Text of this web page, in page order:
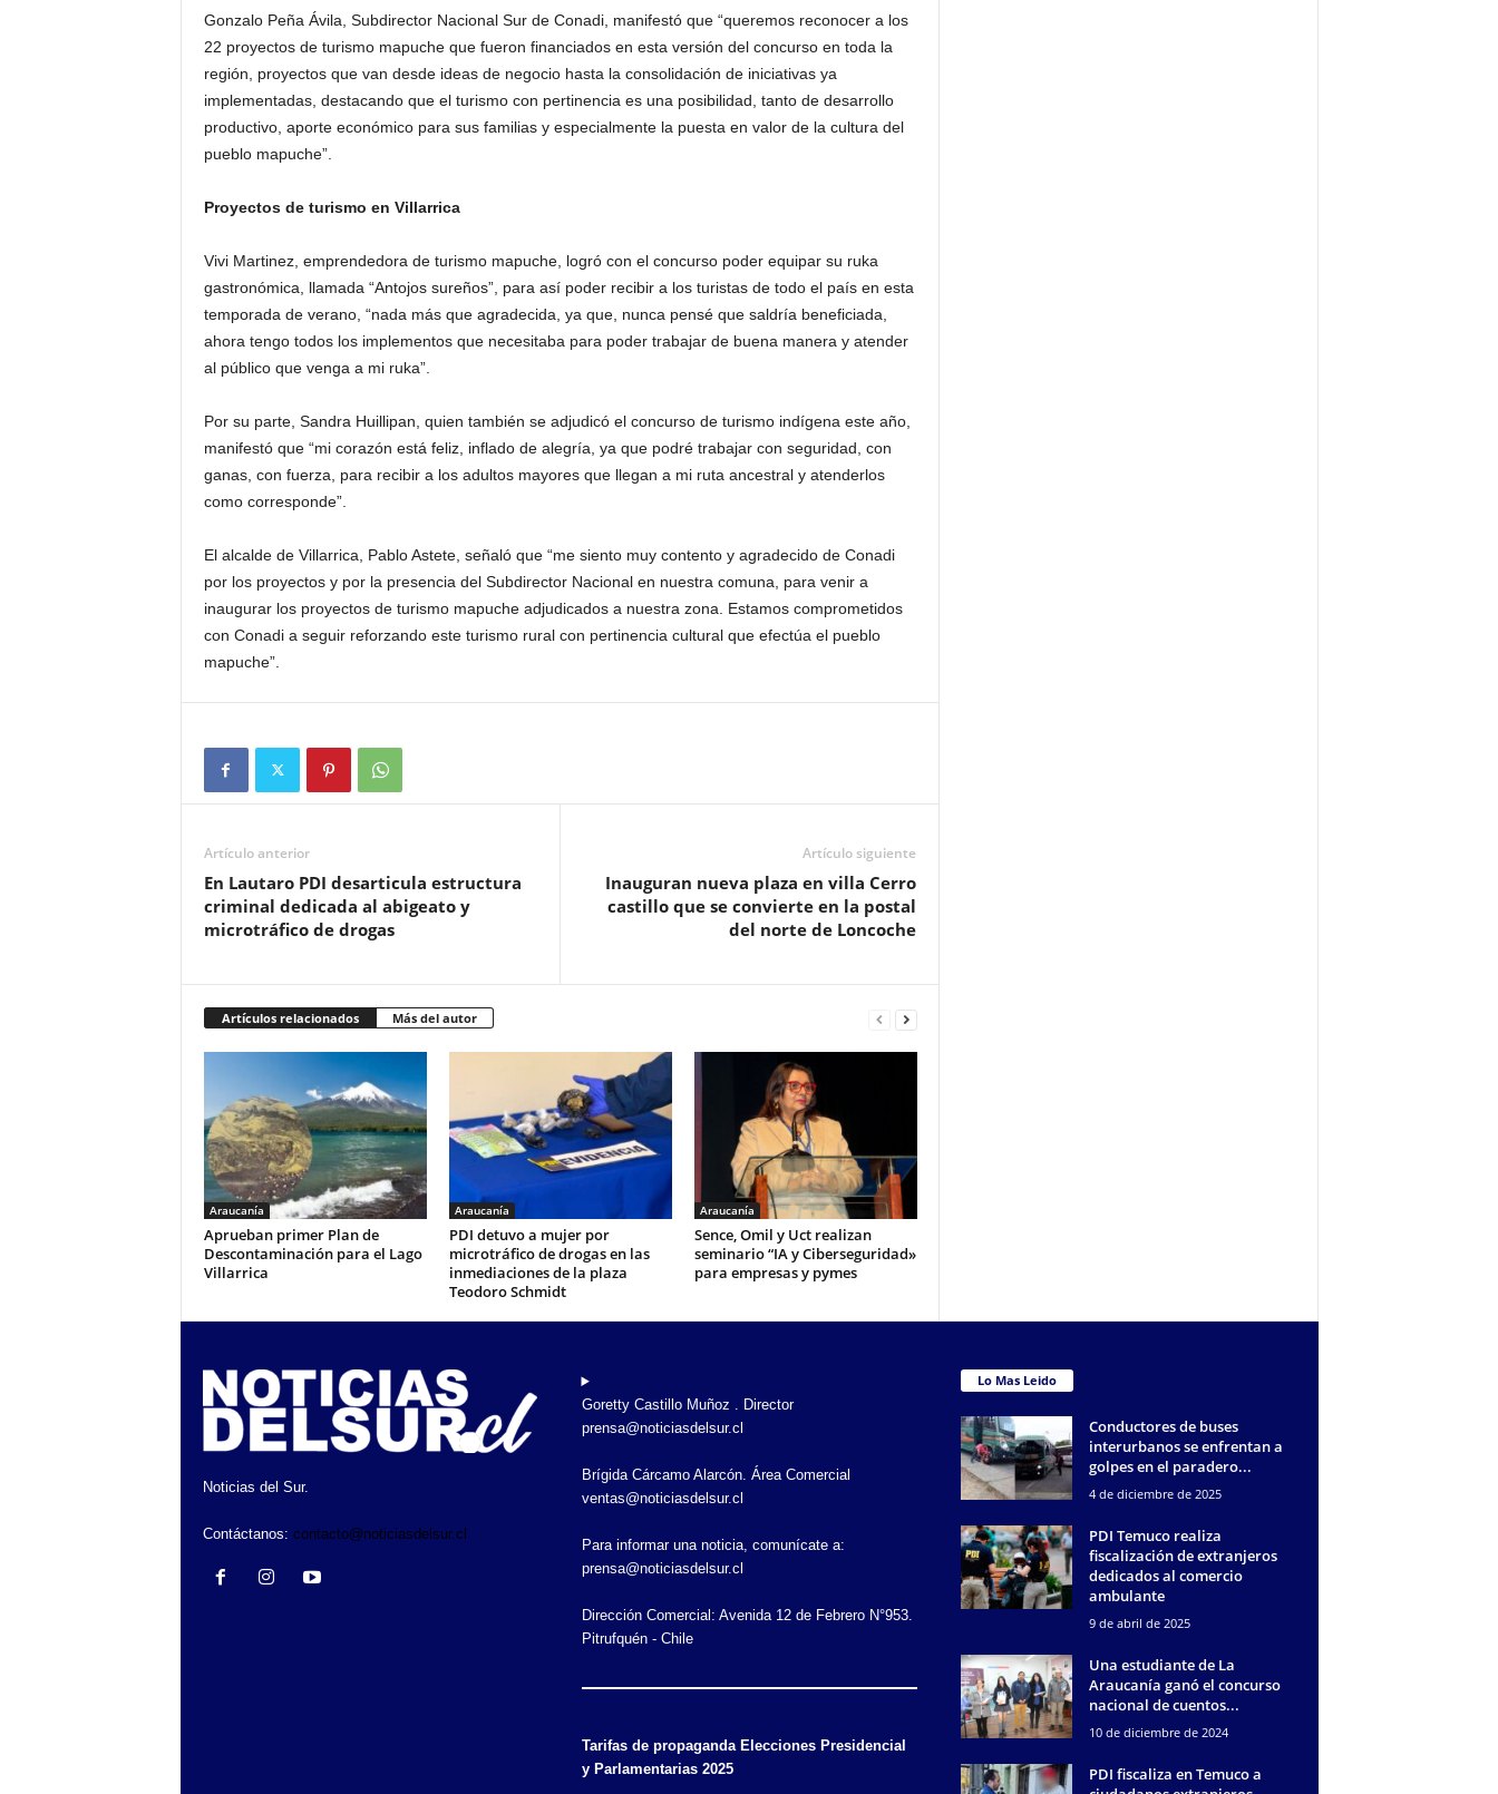
Gonzalo Peña Ávila, Subdirector Nacional Sur de Conadi, manifestó que “queremos reconocer a los
22 proyectos de turismo mapuche que fueron financiados en esta versión del concurso en toda la
región, proyectos que van desde ideas de negocio hasta la consolidación de iniciativas ya
implementadas, destacando que el turismo con pertinencia es una posibilidad, tanto de desarrollo
productivo, aporte económico para sus familias y especialmente la puesta en valor de la cultura del
pueblo mapuche”.
Proyectos de turismo en Villarrica
Vivi Martinez, emprendedora de turismo mapuche, logró con el concurso poder equipar su ruka
gastronómica, llamada “Antojos sureños”, para así poder recibir a los turistas de todo el país en esta
temporada de verano, “nada más que agradecida, ya que, nunca pensé que saldría beneficiada,
ahora tengo todos los implementos que necesitaba para poder trabajar de buena manera y atender
al público que venga a mi ruka”.
Por su parte, Sandra Huillipan, quien también se adjudicó el concurso de turismo indígena este año,
manifestó que “mi corazón está feliz, inflado de alegría, ya que podré trabajar con seguridad, con
ganas, con fuerza, para recibir a los adultos mayores que llegan a mi ruta ancestral y atenderlos
como corresponde”.
El alcalde de Villarrica, Pablo Astete, señaló que “me siento muy contento y agradecido de Conadi
por los proyectos y por la presencia del Subdirector Nacional en nuestra comuna, para venir a
inaugurar los proyectos de turismo mapuche adjudicados a nuestra zona. Estamos comprometidos
con Conadi a seguir reforzando este turismo rural con pertinencia cultural que efectúa el pueblo
mapuche”.
Artículo anterior
En Lautaro PDI desarticula estructura
criminal dedicada al abigeato y
microtráfico de drogas
Artículo siguiente
Inauguran nueva plaza en villa Cerro
castillo que se convierte en la postal
del norte de Loncoche
Artículos relacionados Más del autor
Araucanía
Aprueban primer Plan de
Descontaminación para el Lago
Villarrica
Araucanía
PDI detuvo a mujer por
microtráfico de drogas en las
inmediaciones de la plaza
Teodoro Schmidt
Araucanía
Sence, Omil y Uct realizan
seminario “IA y Ciberseguridad»
para empresas y pymes
Noticias del Sur.
Contáctanos: contacto@noticiasdelsur.cl
Goretty Castillo Muñoz . Director
prensa@noticiasdelsur.cl
Brígida Cárcamo Alarcón. Área Comercial
ventas@noticiasdelsur.cl
Para informar una noticia, comunícate a:
prensa@noticiasdelsur.cl
Dirección Comercial: Avenida 12 de Febrero N°953.
Pitrufquén - Chile
Tarifas de propaganda Elecciones Presidencial
y Parlamentarias 2025
Lo Mas Leido
Conductores de buses
interurbanos se enfrentan a
golpes en el paradero...
4 de diciembre de 2025
PDI Temuco realiza
fiscalización de extranjeros
dedicados al comercio
ambulante
9 de abril de 2025
Una estudiante de La
Araucanía ganó el concurso
nacional de cuentos...
10 de diciembre de 2024
PDI fiscaliza en Temuco a